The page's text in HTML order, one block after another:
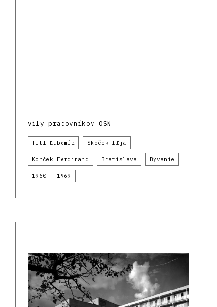
vily pracovníkov OSN
Titl Ľubomír Skoček Iľja
Konček Ferdinand Bratislava Bývanie
1960 - 1969